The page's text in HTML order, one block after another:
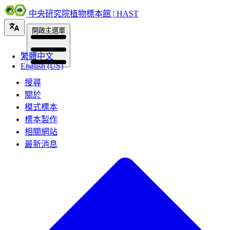
中央研究院植物標本館 | HAST
繁體中文
English (US)
開啟主選單
搜尋
關於
模式標本
標本製作
相關網站
最新消息